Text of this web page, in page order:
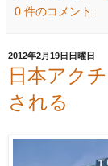
0 件のコメント:
2012年2月19日日曜日
日本アク
される